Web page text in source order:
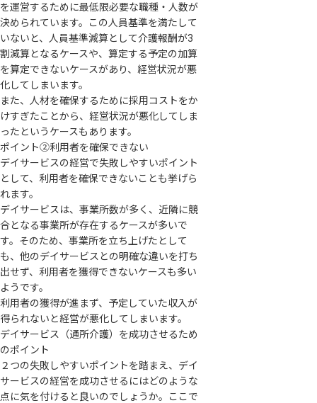
を運営するために最低限必要な職種・人数が
決められています。この人員基準を満たして
いないと、人員基準減算として介護報酬が3
割減算となるケースや、算定する予定の加算
を算定できないケースがあり、経営状況が悪
化してしまいます。
また、人材を確保するために採用コストをか
けすぎたことから、経営状況が悪化してしま
ったというケースもあります。
ポイント②利用者を確保できない
デイサービスの経営で失敗しやすいポイント
として、利用者を確保できないことも挙げら
れます。
デイサービスは、事業所数が多く、近隣に競
合となる事業所が存在するケースが多いで
す。そのため、事業所を立ち上げたとして
も、他のデイサービスとの明確な違いを打ち
出せず、利用者を獲得できないケースも多い
ようです。
利用者の獲得が進まず、予定していた収入が
得られないと経営が悪化してしまいます。
デイサービス（通所介護）を成功させるため
のポイント
２つの失敗しやすいポイントを踏まえ、デイ
サービスの経営を成功させるにはどのような
点に気を付けると良いのでしょうか。ここで